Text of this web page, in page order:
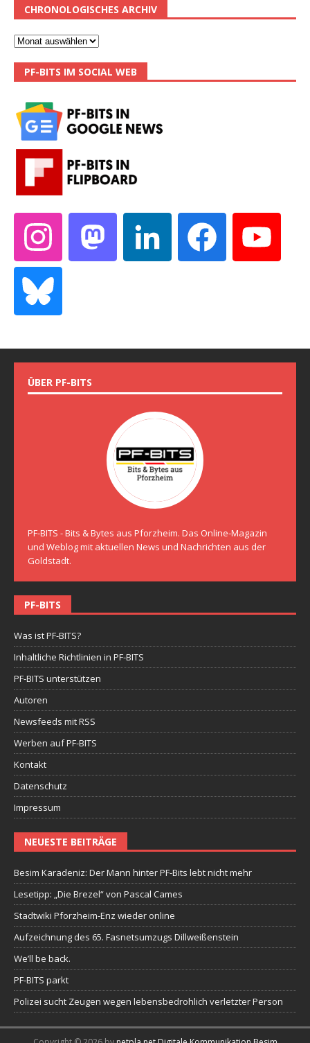
CHRONOLOGISCHES ARCHIV
PF-BITS IM SOCIAL WEB
ÜBER PF-BITS
PF-BITS - Bits & Bytes aus Pforzheim. Das Online-Magazin
und Weblog mit aktuellen News und Nachrichten aus der
Goldstadt.
PF-BITS
Was ist PF-BITS?
Inhaltliche Richtlinien in PF-BITS
PF-BITS unterstützen
Autoren
Newsfeeds mit RSS
Werben auf PF-BITS
Kontakt
Datenschutz
Impressum
NEUESTE BEITRÄGE
Besim Karadeniz: Der Mann hinter PF-Bits lebt nicht mehr
Lesetipp: „Die Brezel“ von Pascal Cames
Stadtwiki Pforzheim-Enz wieder online
Aufzeichnung des 65. Fasnetsumzugs Dillweißenstein
We’ll be back.
PF-BITS parkt
Polizei sucht Zeugen wegen lebensbedrohlich verletzter Person